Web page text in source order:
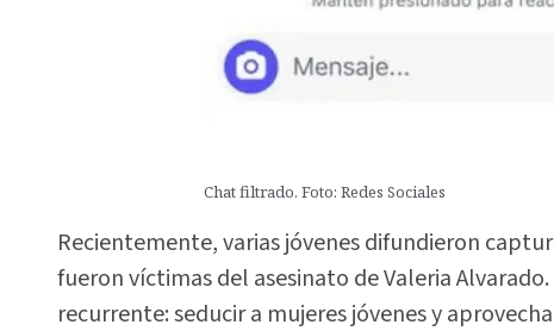
Chat filtrado. Foto: Redes Sociales
Recientemente, varias jóvenes difundieron
fueron víctimas del asesinato de Valeria
recurrente: seducir a mujeres jóvenes y